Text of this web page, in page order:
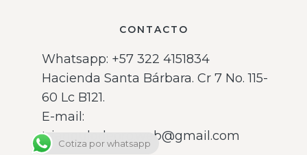
CONTACTO
Whatsapp: ‪+57 322 4151834‬
Hacienda Santa Bárbara. Cr 7 No. 115-
60 Lc B121.
E-mail:
triangulodeoro.web@gmail.com
Cotiza por whatsapp